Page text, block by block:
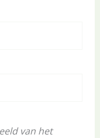
van het